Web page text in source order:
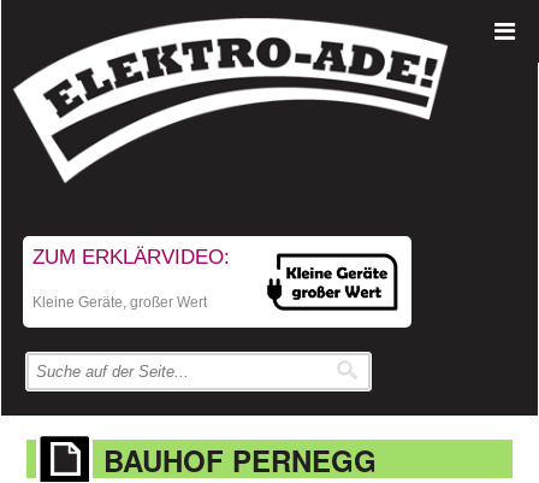
ZUM ERKLÄRVIDEO:
Kleine Geräte, großer Wert
BAUHOF PERNEGG